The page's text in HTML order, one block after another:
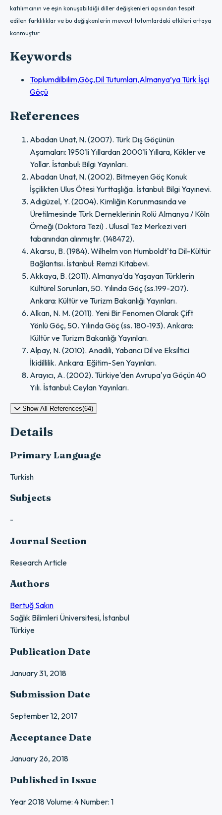
katılımcının ve eşin konuşabildiği diller değişkenleri açısından tespit
edilen farklılıklar ve bu değişkenlerin mevcut tutumlardaki etkileri ortaya
konmuştur.
Keywords
Toplumdilbilim,Göç,Dil Tutumları,Almanya’ya Türk İşçi
Göçü
References
Abadan Unat, N. (2007). Türk Dış Göçünün
Aşamaları: 1950'li Yıllardan 2000'li Yıllara, Kökler ve
Yollar. İstanbul: Bilgi Yayınları.
Abadan Unat, N. (2002). Bitmeyen Göç Konuk
İşçilikten Ulus Ötesi Yurttaşlığa. İstanbul: Bilgi Yayınevi.
Adıgüzel, Y. (2004). Kimliğin Korunmasında ve
Üretilmesinde Türk Derneklerinin Rolü Almanya / Köln
Örneği (Doktora Tezi) . Ulusal Tez Merkezi veri
tabanından alınmıştır. (148472).
Akarsu, B. (1984). Wilhelm von Humboldt'ta Dil-Kültür
Bağlantısı. İstanbul: Remzi Kitabevi.
Akkaya, B. (2011). Almanya'da Yaşayan Türklerin
Kültürel Sorunları, 50. Yılında Göç (ss.199-207).
Ankara: Kültür ve Turizm Bakanlığı Yayınları.
Alkan, N. M. (2011). Yeni Bir Fenomen Olarak Çift
Yönlü Göç, 50. Yılında Göç (ss. 180-193). Ankara:
Kültür ve Turizm Bakanlığı Yayınları.
Alpay, N. (2010). Anadili, Yabancı Dil ve Eksiltici
İkidillilik. Ankara: Eğitim-Sen Yayınları.
Arayıcı, A. (2002). Türkiye'den Avrupa'ya Göçün 40
Yılı. İstanbul: Ceylan Yayınları.
Show All References(64)
Details
Primary Language
Turkish
Subjects
-
Journal Section
Research Article
Authors
Bertuğ Sakın
Sağlık Bilimleri Üniversitesi, İstanbul
Türkiye
Publication Date
January 31, 2018
Submission Date
September 12, 2017
Acceptance Date
January 26, 2018
Published in Issue
Year 2018 Volume: 4 Number: 1